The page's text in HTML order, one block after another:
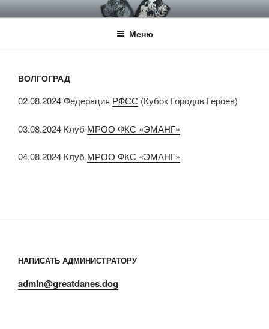
Перейти
к
НКП НЕМЕЦКИЙ ДОГ
Официальный сайт НКП Немецкий Дог
Меню
ВОЛГОГРАД
02.08.2024 Федерация РФСС (Кубок Городов Героев)
03.08.2024 Клуб МРОО ФКС «ЭМАНГ»
04.08.2024 Клуб МРОО ФКС «ЭМАНГ»
НАПИСАТЬ АДМИНИСТРАТОРУ
admin@greatdanes.dog